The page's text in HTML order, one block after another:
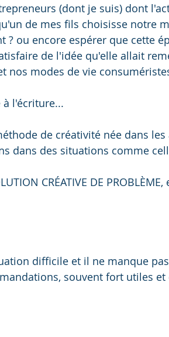
(dont je suis) dont
de mes fils choisisse notre
? ou encore espérer que cette
de l'idée qu'elle allait
nos modes de vie
l'écriture...
de créativité née dans les
dans des situations comme
CRÉATIVE DE
difficile et il ne manque
souvent fort utiles et